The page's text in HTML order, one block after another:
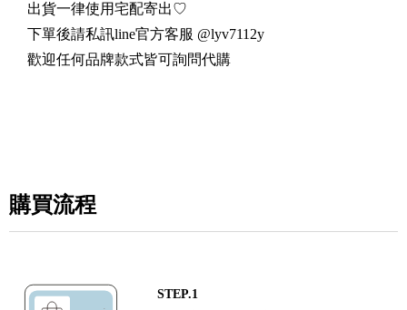
出貨一律使用宅配寄出♡
下單後請私訊line官方客服 @lyv7112y
歡迎任何品牌款式皆可詢問代購
購買流程
STEP.1